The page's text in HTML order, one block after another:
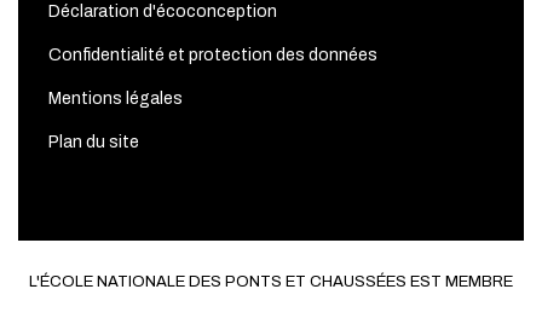
Déclaration d'écoconception
Confidentialité et protection des données
Mentions légales
Plan du site
L'ÉCOLE NATIONALE DES PONTS ET CHAUSSÉES EST MEMBRE